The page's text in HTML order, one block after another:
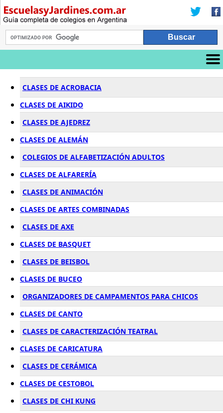
CLASES DE ACROBACIA
CLASES DE AIKIDO
CLASES DE AJEDREZ
CLASES DE ALEMÁN
COLEGIOS DE ALFABETIZACIÓN ADULTOS
CLASES DE ALFARERÍA
CLASES DE ANIMACIÓN
CLASES DE ARTES COMBINADAS
CLASES DE AXE
CLASES DE BASQUET
CLASES DE BEISBOL
CLASES DE BUCEO
ORGANIZADORES DE CAMPAMENTOS PARA CHICOS
CLASES DE CANTO
CLASES DE CARACTERIZACIÓN TEATRAL
CLASES DE CARICATURA
CLASES DE CERÁMICA
CLASES DE CESTOBOL
CLASES DE CHI KUNG